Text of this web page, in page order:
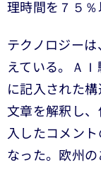
理時間を７５％
テクノロジー
えている。Ａ
に記入された
文章を解釈し
入したコメン
なった。欧州